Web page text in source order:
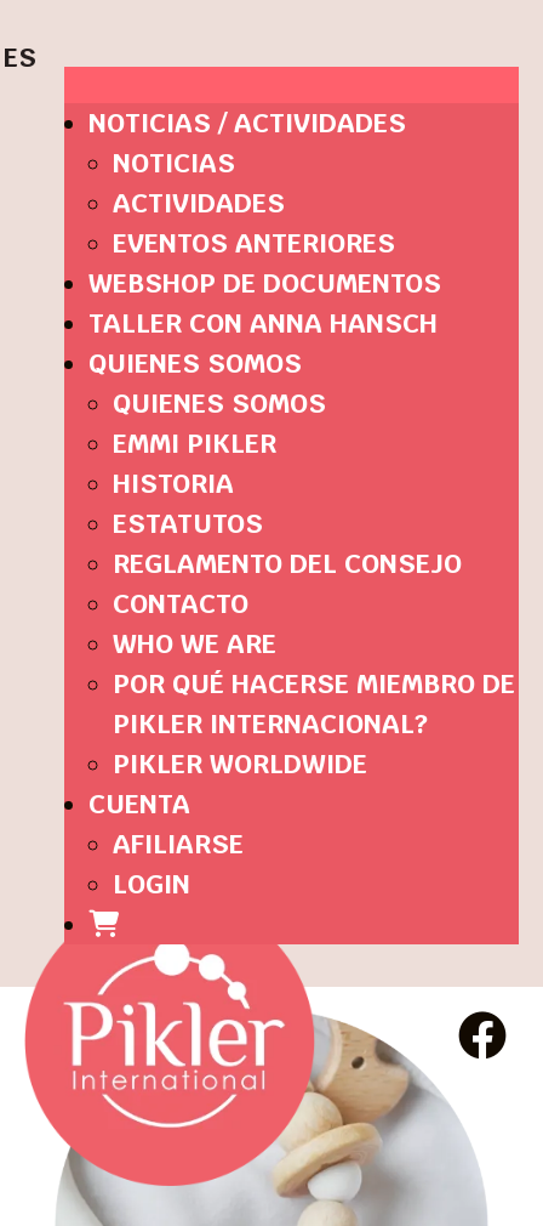
NOTICIAS / ACTIVIDADES
NOTICIAS
ACTIVIDADES
EVENTOS ANTERIORES
WEBSHOP DE DOCUMENTOS
TALLER CON ANNA HANSCH
QUIENES SOMOS
QUIENES SOMOS
EMMI PIKLER
HISTORIA
ESTATUTOS
REGLAMENTO DEL CONSEJO
CONTACTO
WHO WE ARE
POR QUÉ HACERSE MIEMBRO DE
PIKLER INTERNACIONAL?
PIKLER WORLDWIDE
CUENTA
AFILIARSE
LOGIN
ES